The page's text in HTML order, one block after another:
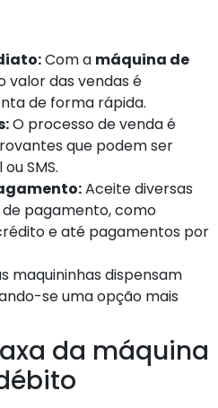
Com a máquina de
valor das vendas é
de forma rápida.
O processo de venda é
que podem ser
SMS.
Aceite diversas
pagamento, como
e até pagamentos por
maquininhas dispensam
se uma opção mais
da máquina